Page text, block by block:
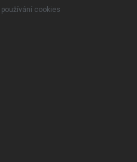
cookies